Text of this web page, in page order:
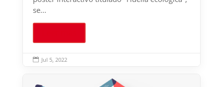
se...
 Jul 5, 2022